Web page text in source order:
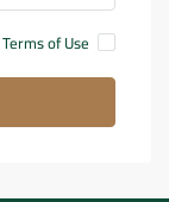
Terms of Use